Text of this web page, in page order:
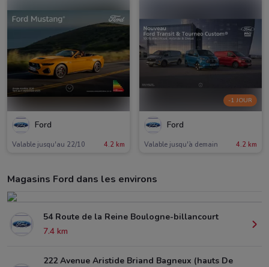
Ford
Valable jusqu'au 22/10 4.2 km
-1 JOUR
Ford
Valable jusqu'à demain 4.2 km
Magasins Ford dans les environs
54 Route de la Reine Boulogne-billancourt
7.4 km
222 Avenue Aristide Briand Bagneux (hauts De